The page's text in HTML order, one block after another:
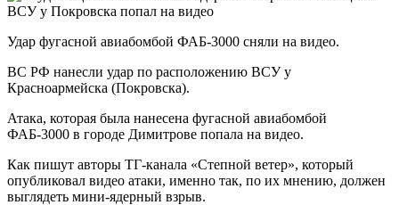
Удар фугасной авиабомбой ФАБ-3000 сняли на видео.
ВС РФ нанесли удар по расположению ВСУ у
Красноармейска (Покровска).
Атака, которая была нанесена фугасной авиабомбой
ФАБ-3000 в городе Димитрове попала на видео.
Как пишут авторы ТГ-канала «Степной ветер», который
опубликовал видео атаки, именно так, по их мнению, должен
выглядеть мини-ядерный взрыв.